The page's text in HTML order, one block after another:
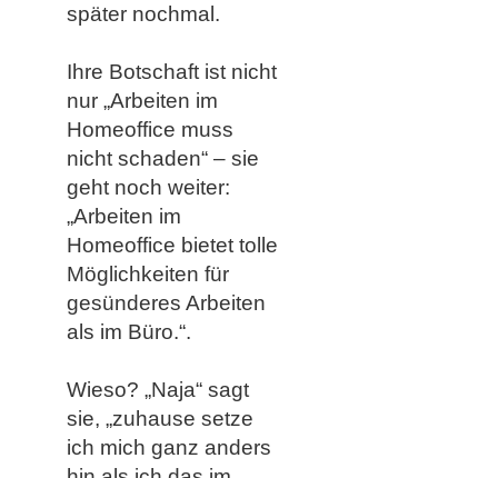
später nochmal.
Ihre Botschaft ist nicht
nur „Arbeiten im
Homeoffice muss
nicht schaden“ – sie
geht noch weiter:
„Arbeiten im
Homeoffice bietet tolle
Möglichkeiten für
gesünderes Arbeiten
als im Büro.“.
Wieso? „Naja“ sagt
sie, „zuhause setze
ich mich ganz anders